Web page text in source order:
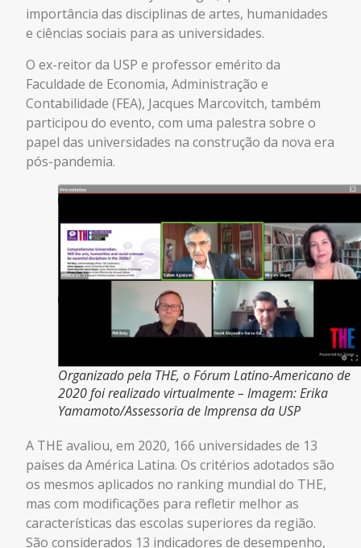
importância das disciplinas de artes, humanidades
e ciências sociais para as universidades.
O ex-reitor da USP e professor emérito da
Faculdade de Economia, Administração e
Contabilidade (FEA), Jacques Marcovitch, também
participou do evento, com uma palestra sobre o
papel das universidades na construção da nova era
pós-pandemia.
Organizado pela THE, o Fórum Latino-Americano de
2020 foi realizado virtualmente – Imagem: Erika
Yamamoto/Assessoria de Imprensa da USP
A THE avaliou, em 2020, 166 universidades de 13
países da América Latina. Os critérios adotados são
os mesmos aplicados no ranking mundial do THE,
mas com modificações para refletir melhor as
características das escolas superiores da região.
São considerados 13 indicadores de desempenho,